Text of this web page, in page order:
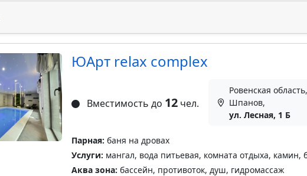
ЮАрт relax complex
Вместимость до 12чел.
Ровенская
Шпанов,
ул. Лесная, 1 Б
Парная: баня на дровах
Услуги: мангал, вода питьевая, комната отдыха, камин,
Аква зона: бассейн, противоток, душ, гидромассаж